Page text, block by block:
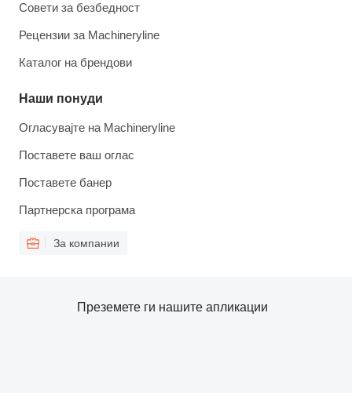
Совети за безбедност
Рецензии за Machineryline
Каталог на брендови
Наши понуди
Огласувајте на Machineryline
Поставете ваш оглас
Поставете банер
Партнерска програма
За компании
Преземете ги нашите апликации